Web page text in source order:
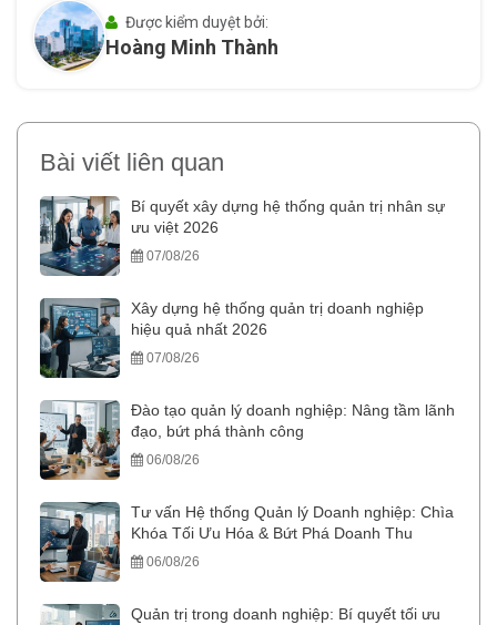
Được kiểm duyệt bởi:
Hoàng Minh Thành
Bài viết liên quan
Bí quyết xây dựng hệ thống quản trị nhân sự
ưu việt 2026
07/08/26
Xây dựng hệ thống quản trị doanh nghiệp
hiệu quả nhất 2026
07/08/26
Đào tạo quản lý doanh nghiệp: Nâng tầm lãnh
đạo, bứt phá thành công
06/08/26
Tư vấn Hệ thống Quản lý Doanh nghiệp: Chìa
Khóa Tối Ưu Hóa & Bứt Phá Doanh Thu
06/08/26
Quản trị trong doanh nghiệp: Bí quyết tối ưu